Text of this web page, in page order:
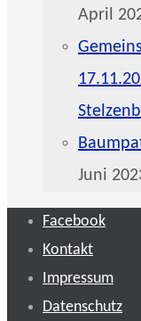
April
Juni
Facebook
Kontakt
Impressum
Datenschutz